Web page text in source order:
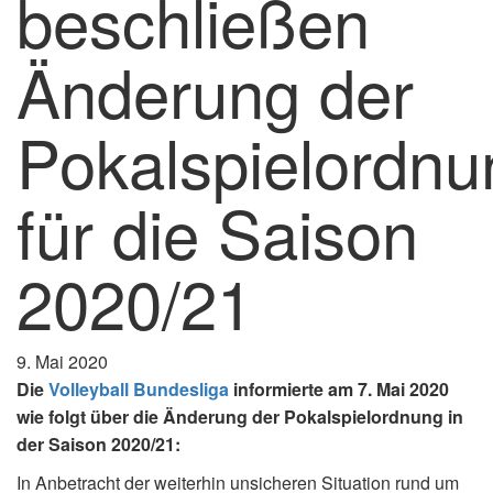
beschließen
Änderung der
für die Saison
2020/21
9. Mai 2020
DieVolleyball Bundesliga informierte am 7. Mai 2020
wie folgt über die Änderung der Pokalspielordnung in
der Saison 2020/21:
In Anbetracht der weiterhin unsicheren Situation rund um